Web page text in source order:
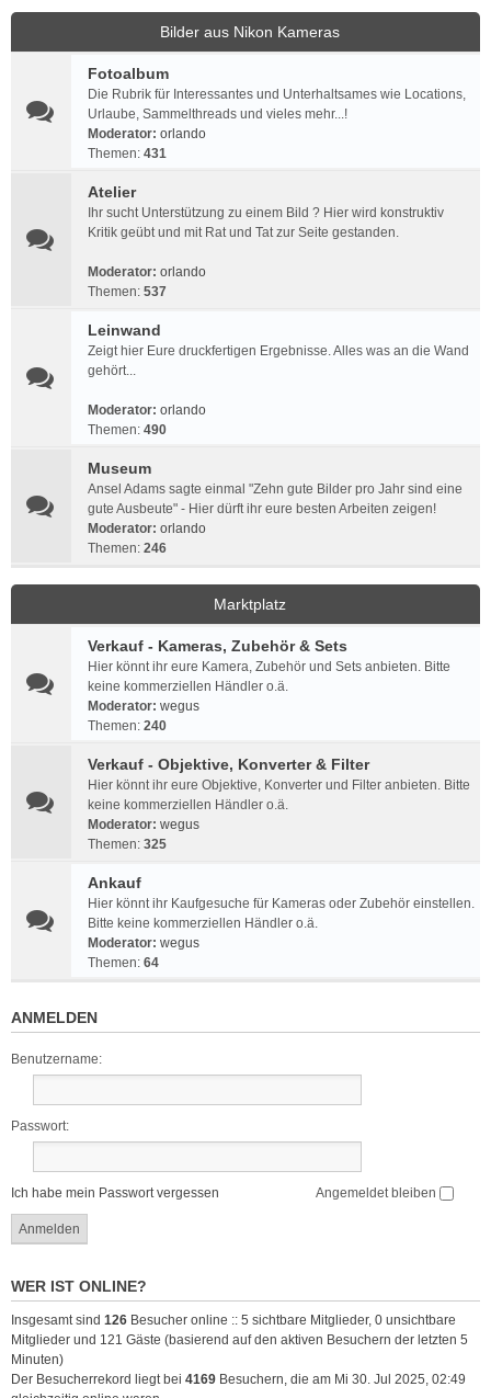
Bilder aus Nikon Kameras
Fotoalbum
Die Rubrik für Interessantes und Unterhaltsames wie Locations,
Urlaube, Sammelthreads und vieles mehr...!
Moderator: orlando
Themen: 431
Atelier
Ihr sucht Unterstützung zu einem Bild ? Hier wird konstruktiv
Kritik geübt und mit Rat und Tat zur Seite gestanden.
Moderator: orlando
Themen: 537
Leinwand
Zeigt hier Eure druckfertigen Ergebnisse. Alles was an die Wand
gehört...
Moderator: orlando
Themen: 490
Museum
Ansel Adams sagte einmal "Zehn gute Bilder pro Jahr sind eine
gute Ausbeute" - Hier dürft ihr eure besten Arbeiten zeigen!
Moderator: orlando
Themen: 246
Marktplatz
Verkauf - Kameras, Zubehör & Sets
Hier könnt ihr eure Kamera, Zubehör und Sets anbieten. Bitte
keine kommerziellen Händler o.ä.
Moderator: wegus
Themen: 240
Verkauf - Objektive, Konverter & Filter
Hier könnt ihr eure Objektive, Konverter und Filter anbieten. Bitte
keine kommerziellen Händler o.ä.
Moderator: wegus
Themen: 325
Ankauf
Hier könnt ihr Kaufgesuche für Kameras oder Zubehör einstellen.
Bitte keine kommerziellen Händler o.ä.
Moderator: wegus
Themen: 64
ANMELDEN
Benutzername:
Passwort:
Ich habe mein Passwort vergessen Angemeldet bleiben
WER IST ONLINE?
Insgesamt sind 126 Besucher online :: 5 sichtbare Mitglieder, 0 unsichtbare
Mitglieder und 121 Gäste (basierend auf den aktiven Besuchern der letzten 5
Minuten)
Der Besucherrekord liegt bei 4169 Besuchern, die am Mi 30. Jul 2025, 02:49